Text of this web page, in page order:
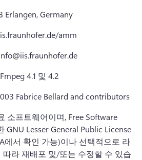
Erlangen, Germany
amm
4.1 및 4.2
Fabrice Bellard and contributors
소프트웨어이며, Free Software
GNU Lesser General Public License
에서 확인 가능)이나 선택적으로 라
라 재배포 및/또는 수정할 수 있습